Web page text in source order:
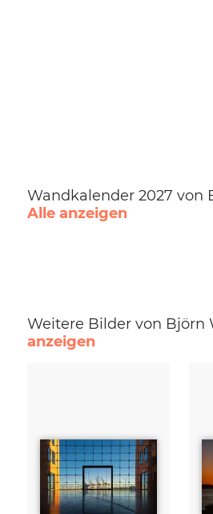
Wandkalender 2027 von
Alle anzeigen
Weitere Bilder von Björn
anzeigen